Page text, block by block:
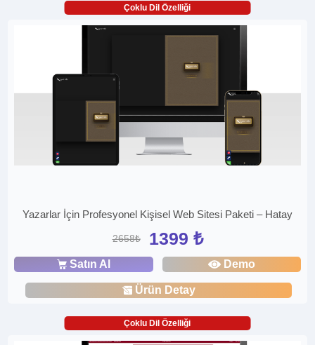
Çoklu Dil Özelliği
Yazarlar İçin Profesyonel Kişisel Web Sitesi Paketi – Hatay
2658₺ 1399 ₺
Satın Al Demo
Ürün Detay
Çoklu Dil Özelliği